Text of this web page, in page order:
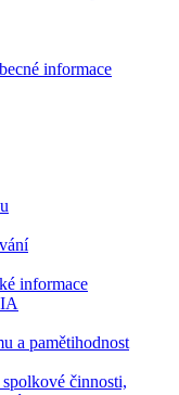
informace
informace
a pamětihodnost
činnosti,